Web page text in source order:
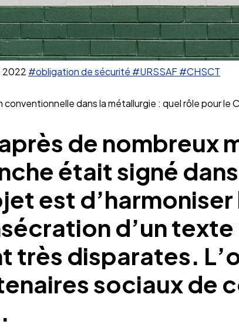
2022 #obligation de sécurité #URSSAF#CHSCT
dans la métallurgie : quel rôle pour le
de nombreux
était signé
est
d’un
très disparates.
sociaux de